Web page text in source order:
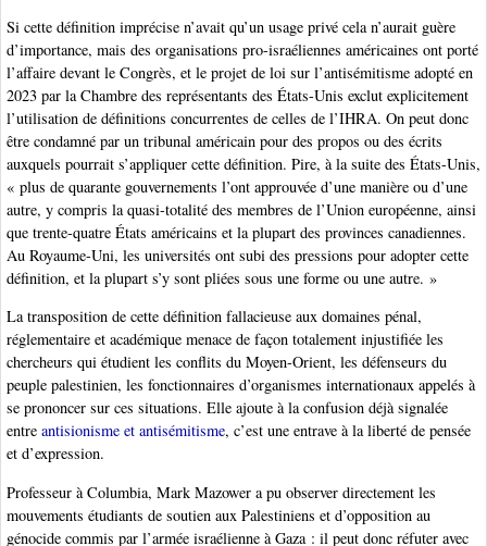
Si cette définition imprécise n’avait qu’un usage privé cela n’aurait guère
d’importance, mais des organisations pro-israéliennes américaines ont porté
l’affaire devant le Congrès, et le projet de loi sur l’antisémitisme adopté en
2023 par la Chambre des représentants des États-Unis exclut explicitement
l’utilisation de définitions concurrentes de celles de l’IHRA. On peut donc
être condamné par un tribunal américain pour des propos ou des écrits
auxquels pourrait s’appliquer cette définition. Pire, à la suite des États-Unis,
« plus de quarante gouvernements l’ont approuvée d’une manière ou d’une
autre, y compris la quasi-totalité des membres de l’Union européenne, ainsi
que trente-quatre États américains et la plupart des provinces canadiennes.
Au Royaume-Uni, les universités ont subi des pressions pour adopter cette
définition, et la plupart s’y sont pliées sous une forme ou une autre. »
La transposition de cette définition fallacieuse aux domaines pénal,
réglementaire et académique menace de façon totalement injustifiée les
chercheurs qui étudient les conflits du Moyen-Orient, les défenseurs du
peuple palestinien, les fonctionnaires d’organismes internationaux appelés à
se prononcer sur ces situations. Elle ajoute à la confusion déjà signalée
entre antisionisme et antisémitisme, c’est une entrave à la liberté de pensée
et d’expression.
Professeur à Columbia, Mark Mazower a pu observer directement les
mouvements étudiants de soutien aux Palestiniens et d’opposition au
génocide commis par l’armée israélienne à Gaza : il peut donc réfuter avec